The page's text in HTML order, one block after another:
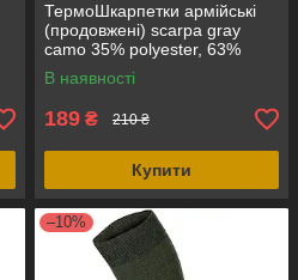
ТермоШкарпетки армійські
(продовжені) scarpa gray
camo 35% polyester, 63%
cotton, 2% spandex, оригінал
Італія
В наявності
189 ₴ 210 ₴
Купити
–10%